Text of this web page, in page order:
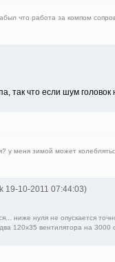
что работа за компом
так что если шум
у меня зимой может
19-10-2011 07:44:03)
ниже нуля не опускается
120х35 вентилятора на 3000